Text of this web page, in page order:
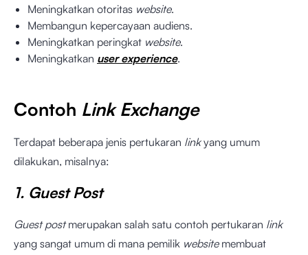
Meningkatkan otoritas website.
Membangun kepercayaan audiens.
Meningkatkan peringkat website.
Meningkatkan user experience.
Contoh Link Exchange
Terdapat beberapa jenis pertukaran linkyang umum
dilakukan, misalnya:
1. Guest Post
Guest postmerupakan salah satu contoh pertukaran link
yang sangat umum di mana pemilik websitemembuat